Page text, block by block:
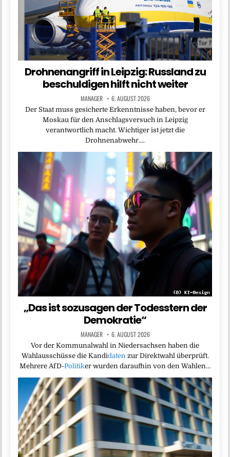
Drohnenangriff in Leipzig: Russland zu
beschuldigen hilft nicht weiter
MANAGER 6. AUGUST 2026
Der Staat muss gesicherte Erkenntnisse haben, bevor er
Moskau für den Anschlagsversuch in Leipzig
verantwortlich macht. Wichtiger ist jetzt die
Drohnenabwehr….
„Das ist sozusagen der Todesstern der
Demokratie“
MANAGER 6. AUGUST 2026
Vor der Kommunalwahl in Niedersachsen haben die
Wahlausschüsse die Kandidatenzur Direktwahl überprüft.
Mehrere AfD-Politiker wurden daraufhin von den Wahlen…